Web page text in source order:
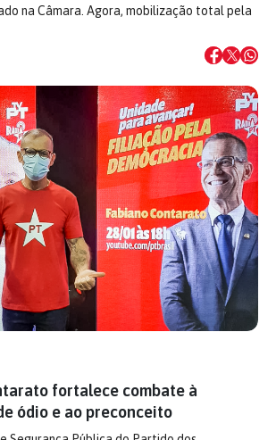
na Câmara. Agora, mobilização total pela
fortalece combate à
ódio e ao preconceito